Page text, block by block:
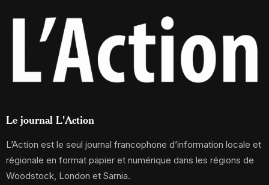
Le journal L'Action
L’Action est le seul journal francophone d’information locale et
régionale en format papier et numérique dans les régions de
Woodstock, London et Sarnia.